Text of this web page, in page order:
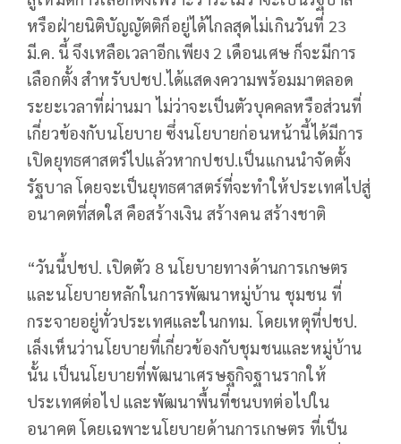
หรือฝ่ายนิติบัญญัตติก็อยู่ได้ไกลสุดไม่เกินวันที่ 23
มี.ค. นี้ จึงเหลือเวลาอีกเพียง 2 เดือนเศษ ก็จะมีการ
เลือกตั้ง สำหรับปชป.ได้แสดงความพร้อมมาตลอด
ระยะเวลาที่ผ่านมา ไม่ว่าจะเป็นตัวบุคคลหรือส่วนที่
เกี่ยวข้องกับนโยบาย ซึ่งนโยบายก่อนหน้านี้ได้มีการ
เปิดยุทธศาสตร์ไปแล้วหากปชป.เป็นแกนนำจัดตั้ง
รัฐบาล โดยจะเป็นยุทธศาสตร์ที่จะทำให้ประเทศไปสู่
อนาคตที่สดใส คือสร้างเงิน สร้างคน สร้างชาติ
“วันนี้ปชป. เปิดตัว 8 นโยบายทางด้านการเกษตร
และนโยบายหลักในการพัฒนาหมู่บ้าน ชุมชน ที่
กระจายอยู่ทั่วประเทศและในกทม. โดยเหตุที่ปชป.
เล็งเห็นว่านโยบายที่เกี่ยวข้องกับชุมชนและหมู่บ้าน
นั้น เป็นนโยบายที่พัฒนาเศรษฐกิจฐานรากให้
ประเทศต่อไป และพัฒนาพื้นที่ชนบทต่อไปใน
อนาคต โดยเฉพาะนโยบายด้านการเกษตร ที่เป็น